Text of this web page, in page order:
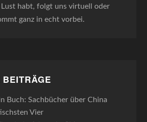
habt, folgt uns virtuell oder
ganz in echt vorbei.
Buch: Sachbücher über China
Vier